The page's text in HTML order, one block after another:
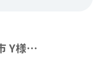
栃木県栃木市 Y様邸 外壁塗装工事